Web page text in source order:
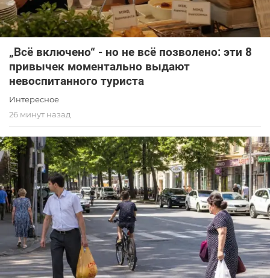
„Всё включено“ - но не всё позволено: эти 8
привычек моментально выдают
невоспитанного туриста
Интересное
26 минут назад